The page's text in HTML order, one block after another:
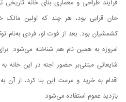
فرآیند طراحی و معماری بنای خانه تاریخی
خان قرایی بود، هر چند که اولین مالک
کشمشیان بود. بعد از فوت او، فردی به‌نام
امروزه به همین نام هم شناخته می‌شود.
شایعاتی مبتنی‌بر حضور اجنه در این خانه
اقدام به خرید و مرمت این بنا کرد، از آن
بازدید عموم استفاده می‌شود.